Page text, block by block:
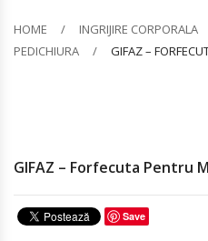
HOME INGRIJIRE CORPORALA
PEDICHIURA
GIFAZ –
GIFAZ – Forfecuta Pentru
Save